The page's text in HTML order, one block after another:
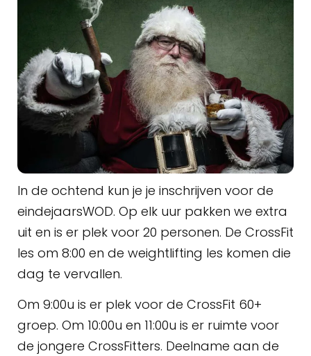
In de ochtend kun je je inschrijven voor de
eindejaarsWOD. Op elk uur pakken we extra
uit en is er plek voor 20 personen. De CrossFit
les om 8:00 en de weightlifting les komen die
dag te vervallen.
Om 9:00u is er plek voor de CrossFit 60+
groep. Om 10:00u en 11:00u is er ruimte voor
de jongere CrossFitters. Deelname aan de